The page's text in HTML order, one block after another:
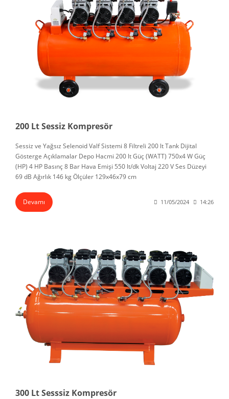
200 Lt Sessiz Kompresör
Sessiz ve Yağsız Selenoid Valf Sistemi 8 Filtreli 200 lt Tank Dijital
Gösterge Açıklamalar Depo Hacmi 200 lt Güç (WATT) 750x4 W Güç
(HP) 4 HP Basınç 8 Bar Hava Emişi 550 lt/dk Voltaj 220 V Ses Düzeyi
69 dB Ağırlık 146 kg Ölçüler 129x46x79 cm
Devamı 11/05/2024 14:26
300 Lt Sesssiz Kompresör